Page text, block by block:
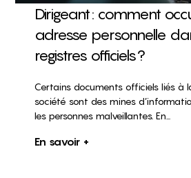
Dirigeant : comment
adresse personnelle
registres officiels ?
Certains documents officiels liés à
société sont des mines
les personnes malveillantes. En...
En savoir +